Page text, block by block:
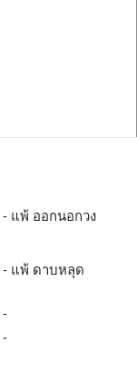
- แพ้ ออกนอกวง
- แพ้ ดาบหลุด
-
-